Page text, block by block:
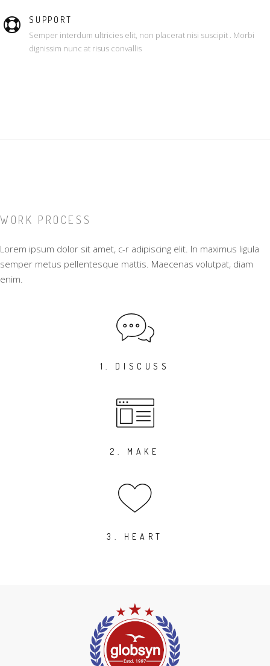
SUPPORT
Semper interdum ultricies elit, non placerat nisi suscipit . Morbi
dignissim nunc at risus convallis
WORK PROCESS
Lorem ipsum dolor sit amet, c-r adipiscing elit. In maximus ligula
semper metus pellentesque mattis. Maecenas volutpat, diam
enim.
1. DISCUSS
2. MAKE
3. HEART